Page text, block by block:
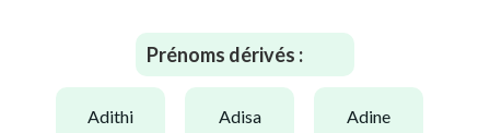
Prénoms dérivés :
adithi adisa adine